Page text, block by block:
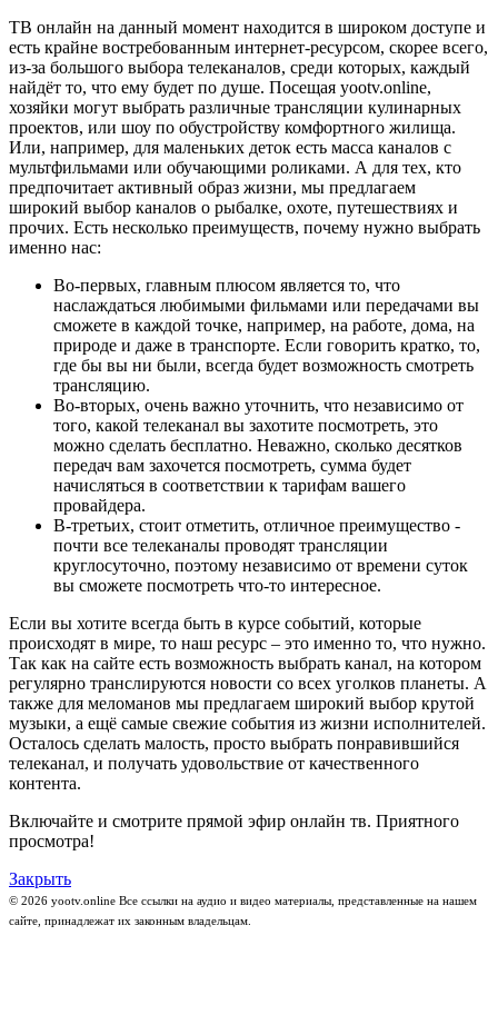
ТВ онлайн на данный момент находится в широком доступе и
есть крайне востребованным интернет-ресурсом, скорее всего,
из-за большого выбора телеканалов, среди которых, каждый
найдёт то, что ему будет по душе. Посещая yootv.online,
хозяйки могут выбрать различные трансляции кулинарных
проектов, или шоу по обустройству комфортного жилища.
Или, например, для маленьких деток есть масса каналов с
мультфильмами или обучающими роликами. А для тех, кто
предпочитает активный образ жизни, мы предлагаем
широкий выбор каналов о рыбалке, охоте, путешествиях и
прочих. Есть несколько преимуществ, почему нужно выбрать
именно нас:
Во-первых, главным плюсом является то, что
наслаждаться любимыми фильмами или передачами вы
сможете в каждой точке, например, на работе, дома, на
природе и даже в транспорте. Если говорить кратко, то,
где бы вы ни были, всегда будет возможность смотреть
трансляцию.
Во-вторых, очень важно уточнить, что независимо от
того, какой телеканал вы захотите посмотреть, это
можно сделать бесплатно. Неважно, сколько десятков
передач вам захочется посмотреть, сумма будет
начисляться в соответствии к тарифам вашего
провайдера.
В-третьих, стоит отметить, отличное преимущество -
почти все телеканалы проводят трансляции
круглосуточно, поэтому независимо от времени суток
вы сможете посмотреть что-то интересное.
Если вы хотите всегда быть в курсе событий, которые
происходят в мире, то наш ресурс – это именно то, что нужно.
Так как на сайте есть возможность выбрать канал, на котором
регулярно транслируются новости со всех уголков планеты. А
также для меломанов мы предлагаем широкий выбор крутой
музыки, а ещё самые свежие события из жизни исполнителей.
Осталось сделать малость, просто выбрать понравившийся
телеканал, и получать удовольствие от качественного
контента.
Включайте и смотрите прямой эфир онлайн тв. Приятного
просмотра!
Закрыть
© 2026 yootv.online Все ссылки на аудио и видео материалы, представленные на нашем
сайте, принадлежат их законным владельцам.